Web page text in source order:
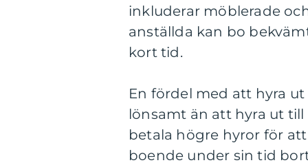
inkluderar möblerade
anställda kan bo
kort tid.
En fördel med att hyra
lönsamt än att hyra ut
betala högre hyror för
boende under sin tid